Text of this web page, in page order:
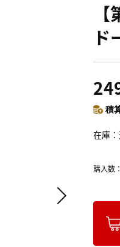
ド
積
在庫
購入数